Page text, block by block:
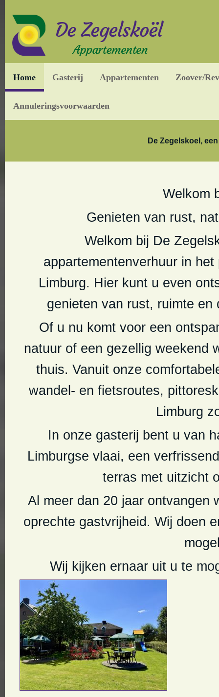
Home Gasterij Appartementen Zoover/
Annuleringsvoorwaarden
De Zegelskoel,
Welkom
Genieten van rust,
Welkom bij De
appartementenverhuur in
Limburg. Hier kunt u even
genieten van rust, ruimte
Of u nu komt voor een
natuur of een gezellig weekend
thuis. Vanuit onze
wandel- en fietsroutes,
Limburg
In onze gasterij bent u van
Limburgse vlaai, een
terras met uitzicht
Al meer dan 20 jaar ontvangen
oprechte gastvrijheid. Wij doen
Wij kijken ernaar uit u te